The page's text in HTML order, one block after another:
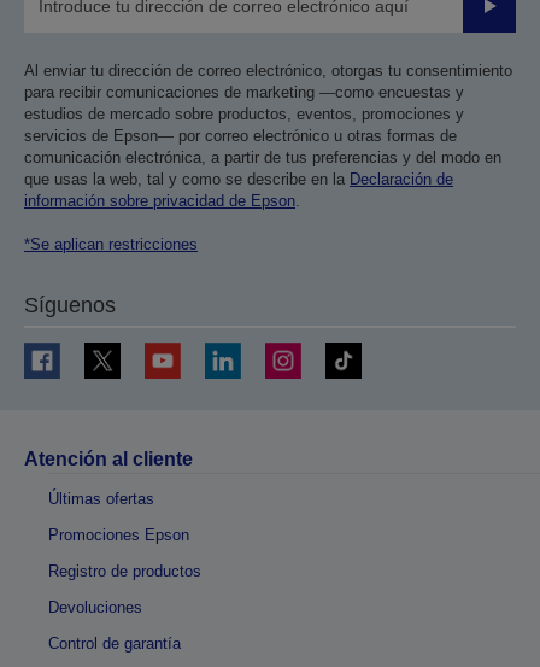
Enviar
Al enviar tu dirección de correo electrónico, otorgas tu consentimiento
para recibir comunicaciones de marketing —como encuestas y
estudios de mercado sobre productos, eventos, promociones y
servicios de Epson— por correo electrónico u otras formas de
comunicación electrónica, a partir de tus preferencias y del modo en
que usas la web, tal y como se describe en la Declaración de
información sobre privacidad de Epson.
*Se aplican restricciones
Síguenos
Atención al cliente
Últimas ofertas
Promociones Epson
Registro de productos
Devoluciones
Control de garantía